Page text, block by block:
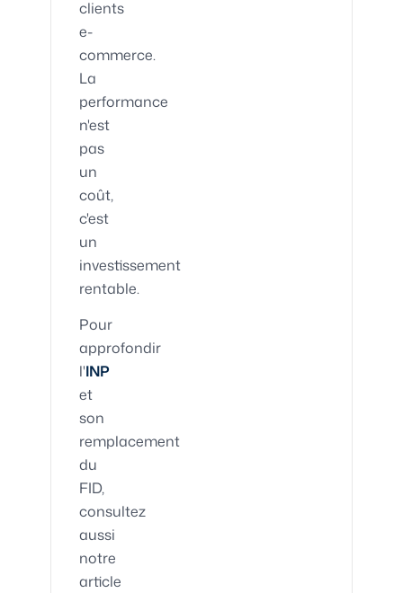
clients
e-
commerce.
La
performance
n'est
pas
un
coût,
c'est
un
investissement
rentable.
Pour
approfondir
l'INP
et
son
remplacement
du
FID,
consultez
aussi
notre
article